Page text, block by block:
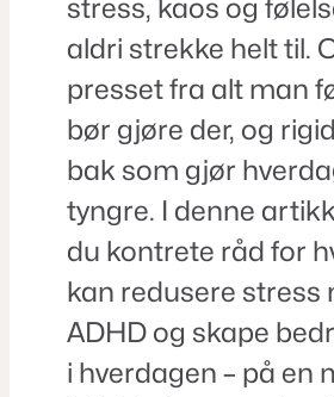
stress, kaos og
aldri strekke helt til.
presset fra alt man
bør gjøre der, og
bak som gjør
tyngre. I denne
du kontrete råd for
kan redusere stress
ADHD og skape
i hverdagen – på en